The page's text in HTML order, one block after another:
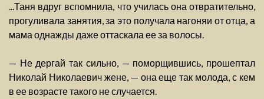
...Таня вдруг вспомнила, что училась она отвратительно,
прогуливала занятия, за это получала нагоняи от отца, а
мама однажды даже оттаскала ее за волосы.
— Не дергай так сильно, — поморщившись, прошептал
Николай Николаевич жене, — она еще так молода, с кем
в ее возрасте такого не случается.